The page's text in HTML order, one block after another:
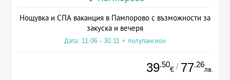
Нощувка и СПА ваканция в Пампорово с възможности за
закуска и вечеря
Дата: 11.06 - 30.11 + полупансион
39.50
€ / 77.26
лв.